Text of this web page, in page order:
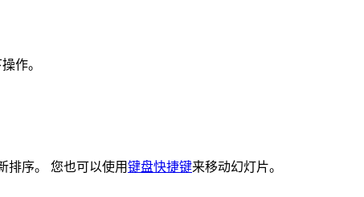
作。
排序。 您也可以使用键盘快捷键来移动幻灯片。